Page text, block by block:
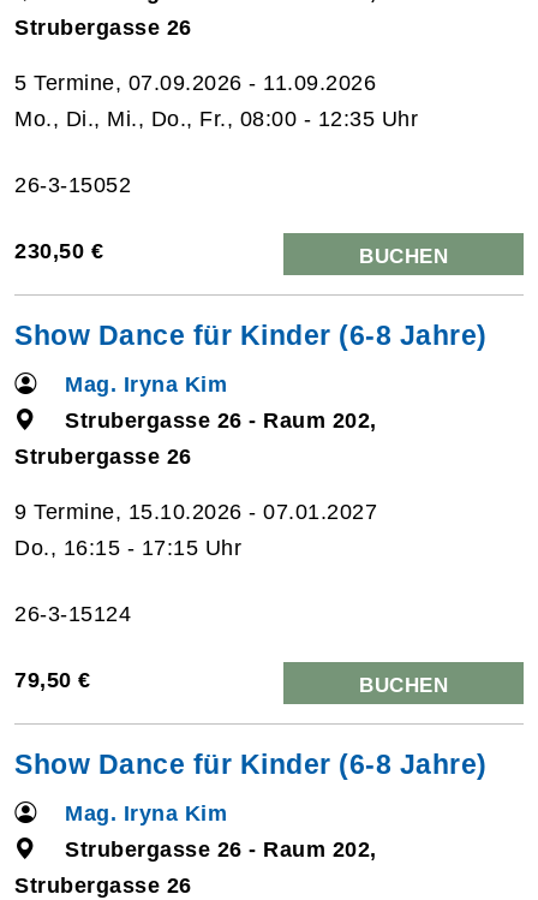
Strubergasse 26
5 Termine, 07.09.2026 - 11.09.2026
Mo., Di., Mi., Do., Fr., 08:00 - 12:35 Uhr
26-3-15052
230,50 € BUCHEN
Show Dance für Kinder (6-8 Jahre)
Mag. Iryna Kim
Strubergasse 26 - Raum 202,
Strubergasse 26
9 Termine, 15.10.2026 - 07.01.2027
Do., 16:15 - 17:15 Uhr
26-3-15124
79,50 € BUCHEN
Show Dance für Kinder (6-8 Jahre)
Mag. Iryna Kim
Strubergasse 26 - Raum 202,
Strubergasse 26